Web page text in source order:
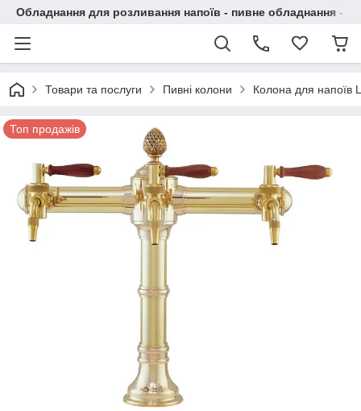
Обладнання для розливання напоїв - пивне обладнання - в
Товари та послуги Пивні колони Колона для напоїв
Топ продажів